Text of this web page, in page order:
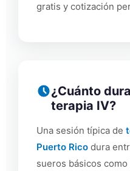
gratis y cotización
¿Cuánto
terapia IV?
Una sesión típica de
Puerto Rico dura
sueros básicos